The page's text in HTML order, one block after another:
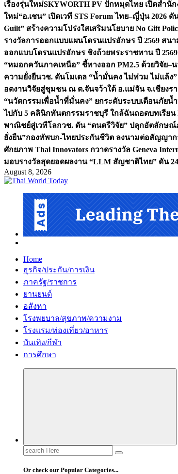
เรื่องรุ่นใหม่SKYWORTH PV ปักหมุดไทย เปิดสำนั
ใหม่“อ.เชน” เปิดเวที STS Forum ไทย–ญี่ปุ่น 2026
Guilt” สร้างความโปร่งใสเสริมนโยบาย No Gift
รางวัลการออกแบบแผนโดรนแปรอักษร ปี 2569 สน
ออกแบบโดรนแปรอักษร ชิงถ้วยพระราชทาน ปี
“หมอกควันภาคเหนือ” ชี้ทางออก PM2.5 ด้วยวิจัย–
ความยั่งยืนวช. ดันโมเดล “น้ำมั่นคง ไม่ท่วม ไม่แล้ง
อดงานวิจัยสู่ชุมชน ณ ต.จันจว้าใต้ อ.แม่จัน จ.เชียงร
“นวัตกรรมเพื่อน้ำที่มั่นคง” ยกระดับระบบเตือนภัย
ไปกับ 5 คลินิกทันตกรรมราชบุรี ใกล้ฉันถอดบทเรียน
พาณิชย์สู่เวทีโลกวช. ดัน “ดนตรีวิจัย” ปลุกอัตลักษณ์
ยั่งยืน”กองทัพบก-ไทยประกันชีวิต ลงนามต่อสัญญา
ศักยภาพ Thai Innovators กวาดรางวัล Geneva
มอบรางวัลสุดยอดผลงาน “LLM สัญชาติไทย” ดัน
August 8, 2026
Home
ธุรกิจ/ประกัน/การเงิน
ภาครัฐ/ราชการ
ยานยนต์
อสังหา
โรงพยบาล/สุขภาพ/ความงาม
โรงแรม/ท่องเที่ยว/อาหาร
บันเทิง/กีฬา
การศึกษา
Search
for:
Or check our Popular Categories...